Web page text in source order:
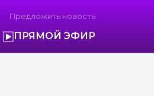
Предложить новость
ПРЯМОЙ ЭФИР